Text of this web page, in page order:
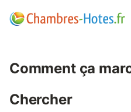
Comment ça
Chercher